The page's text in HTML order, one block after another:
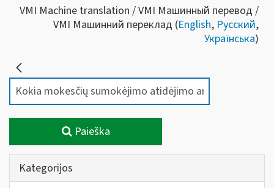
VMI Machine translation / VMI Машинный перевод /
VMI Машинний переклад (English, Русский,
Українська)
Paieška
Kategorijos